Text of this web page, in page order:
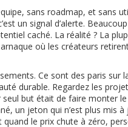
sans roadmap, et sans
un signal d’alerte.
caché. La réalité ? La
où les créateurs
Ce sont des paris sur
durable. Regardez les
but était de faire monter le
, un jeton qui n’est plus mis
le prix chute à zéro,